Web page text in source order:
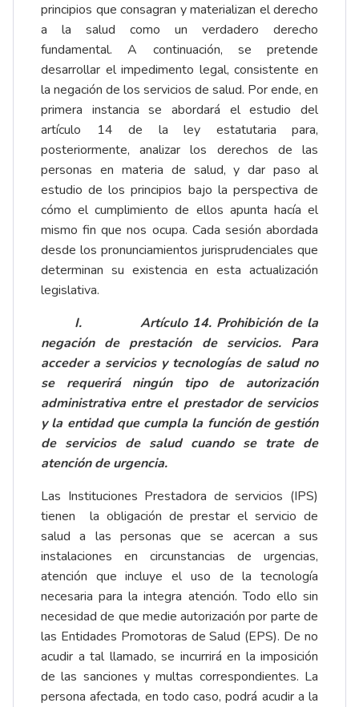
principios que consagran y materializan el derecho
a la salud como un verdadero derecho
fundamental. A continuación, se pretende
desarrollar el impedimento legal, consistente en
la negación de los servicios de salud. Por ende, en
primera instancia se abordará el estudio del
artículo 14 de la ley estatutaria para,
posteriormente, analizar los derechos de las
personas en materia de salud, y dar paso al
estudio de los principios bajo la perspectiva de
cómo el cumplimiento de ellos apunta hacía el
mismo fin que nos ocupa. Cada sesión abordada
desde los pronunciamientos jurisprudenciales que
determinan su existencia en esta actualización
legislativa.
I. Artículo 14. Prohibición de la
negación de prestación de servicios. Para
acceder a servicios y tecnologías de salud no
se requerirá ningún tipo de autorización
administrativa entre el prestador de servicios
y la entidad que cumpla la función de gestión
de servicios de salud cuando se trate de
atención de urgencia.
Las Instituciones Prestadora de servicios (IPS)
tienen la obligación de prestar el servicio de
salud a las personas que se acercan a sus
instalaciones en circunstancias de urgencias,
atención que incluye el uso de la tecnología
necesaria para la integra atención. Todo ello sin
necesidad de que medie autorización por parte de
las Entidades Promotoras de Salud (EPS). De no
acudir a tal llamado, se incurrirá en la imposición
de las sanciones y multas correspondientes. La
persona afectada, en todo caso, podrá acudir a la